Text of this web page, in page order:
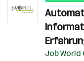
Job World